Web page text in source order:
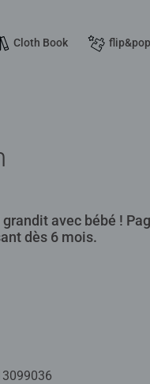
Cloth Book flip&pop
avec bébé !
dès 6 mois.